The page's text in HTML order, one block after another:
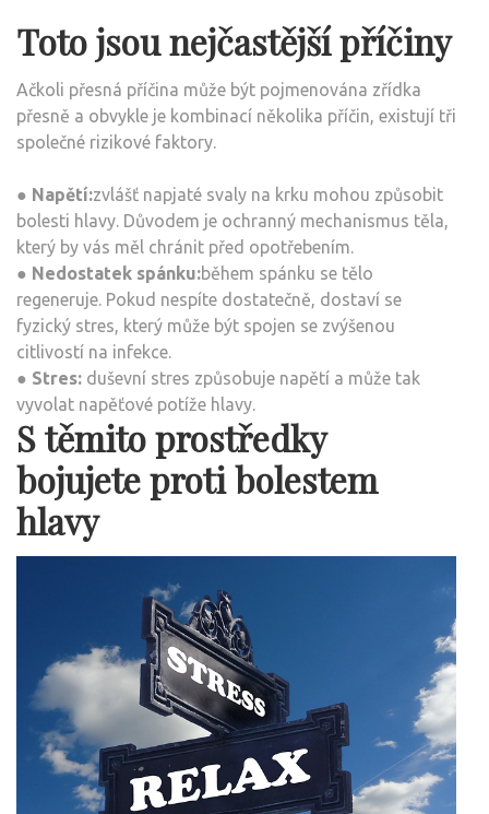
Toto jsou nejčastější příčiny
Ačkoli přesná příčina může být pojmenována zřídka
přesně a obvykle je kombinací několika příčin, existují tři
společné rizikové faktory.
● Napětí:zvlášť napjaté svaly na krku mohou způsobit
bolesti hlavy. Důvodem je ochranný mechanismus těla,
který by vás měl chránit před opotřebením.
● Nedostatek spánku:během spánku se tělo
regeneruje. Pokud nespíte dostatečně, dostaví se
fyzický stres, který může být spojen se zvýšenou
citlivostí na infekce.
● Stres: duševní stres způsobuje napětí a může tak
vyvolat napěťové potíže hlavy.
S těmito prostředky
bojujete proti bolestem
hlavy